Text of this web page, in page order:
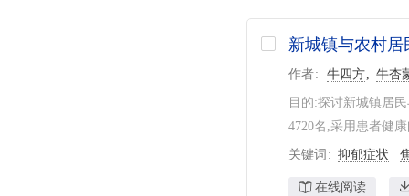
新城镇与农村
作者 牛四方 牛杏
目的:探讨新城镇居
4720名,采用患者健
关键词 抑郁症状
在线阅读